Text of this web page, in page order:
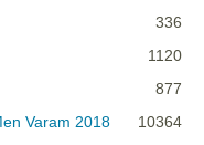
336
1120
877
Varam 2018
10364